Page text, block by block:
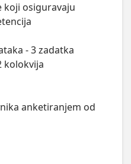
koji osiguravaju
- 3 zadatka
kolokvija
anketiranjem od